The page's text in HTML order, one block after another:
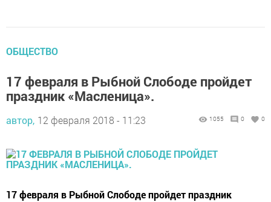
ОБЩЕСТВО
17 февраля в Рыбной Слободе пройдет
праздник «Масленица».
автор, 12 февраля 2018 - 11:23 1055 0 0
17 февраля в Рыбной Слободе пройдет праздник